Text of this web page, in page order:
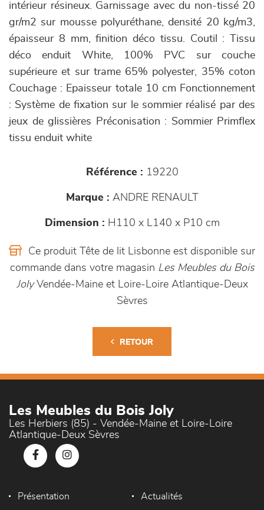
intérieur résineux. Garnissage avec du non-tissé 20
gr/m2 sur mousse polyuréthane, densité 20 kg/m3,
épaisseur 8 mm, finition déco tissu. Coutil : Tissu
déco enduit White, 100% PVC sur couche
supérieure et sur trame 65% polyester, 35% coton
Couchage : Epaisseur totale 10 cm Fonctionnement
: Système de fixation sur le sommier réalisé par des
jeux de glissières Préconisation : Sommier Primflex
tissu enduit white
Référence : 19220
Marque : ANDRE RENAULT
Dimension : H110 x L140 x P10 cm
Ce produit Tête de lit Lisbonne est disponible sur
commande dans votre magasin Les Meubles du Bois
JolyVendée-Maine et Loire-Loire Atlantique-Deux
Sèvres
RETOUR
Les Meubles du Bois Joly
Les Herbiers (85) - Vendée-Maine et Loire-Loire
Atlantique-Deux Sèvres
Présentation Actualités